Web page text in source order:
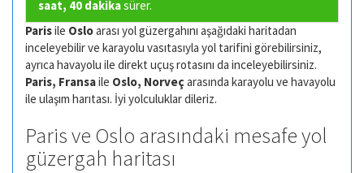
saat, 40 dakikasürer.
Parisile Osloarası yol güzergahını aşağıdaki haritadan
inceleyebilir ve karayolu vasıtasıyla yol tarifini görebilirsiniz,
ayrıca havayolu ile direkt uçuş rotasını da inceleyebilirsiniz.
Paris, Fransaile Oslo, Norveç arasında karayolu ve havayolu
ile ulaşım harıtası. İyi yolculuklar dileriz.
Paris ve Oslo arasındaki mesafe yol
güzergah haritası